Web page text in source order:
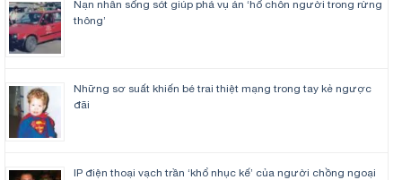
Nạn nhân sống sót giúp phá vụ án ‘hố chôn người trong rừng
thông’
Những sơ suất khiến bé trai thiệt mạng trong tay kẻ ngược
đãi
IP điện thoại vạch trần ‘khổ nhục kế’ của người chồng ngoại